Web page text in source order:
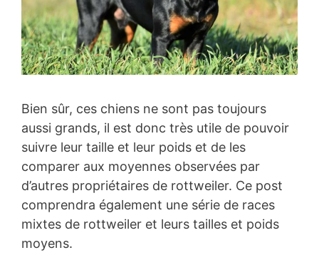
Bien sûr, ces chiens ne sont pas toujours
aussi grands, il est donc très utile de pouvoir
suivre leur taille et leur poids et de les
comparer aux moyennes observées par
d’autres propriétaires de rottweiler. Ce post
comprendra également une série de races
mixtes de rottweiler et leurs tailles et poids
moyens.